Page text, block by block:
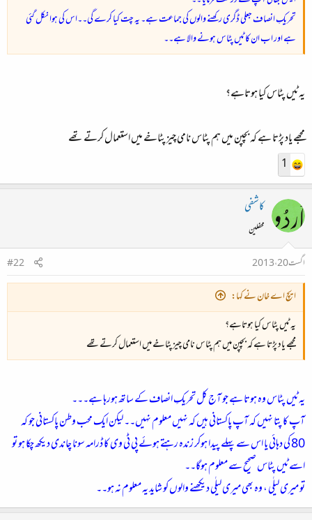
تحریکِ انصاف جعلی ڈگری رکھنے والوں کی جماعت ہے۔ یہ چت کیا کرے گی۔۔اس کی ہوا نکل گئی
ہے اور اب ان کا ٹیں پٹاس ہونے والا ہے۔۔
یہ ٹیں پٹاس کیا ہوتاہے؟
مجھے یاد پڑتا ہے کہ بچپن میں ہم پٹاس نامی چیز پٹاخے میں استعمال کرتے تھے
1
کاشفی
محفلین
اگست 20، 2013
#22
ایچ اے خان نے کہا:
یہ ٹیں پٹاس کیا ہوتاہے؟
مجھے یاد پڑتا ہے کہ بچپن میں ہم پٹاس نامی چیز پٹاخے میں استعمال کرتے تھے
یہ ٹیں پٹاس وہ ہوتا ہے جو آج کل تحریکِ انصاف کے ساتھ ہورہا ہے۔۔۔
آپ کا پتا نہیں کہ آپ پاکستانی ہیں کہ نہیں معلوم نہیں۔۔ لیکن ایک محب وطن پاکستانی جو کہ
80 کی دہائی یا اس سے پہلے پیدا ہوکر زندہ رہتے ہوئے پی ٹی وی کا ڈرامہ سونا چاندی دیکھ چکا ہو تو
اسے ٹیں پٹاس صحیح سے معلوم ہوگا۔۔
تو میری لیلٰی ، وہ بھی میری لیلٰی دیکھنے والوں کو شاید یہ معلوم نہ ہو۔۔